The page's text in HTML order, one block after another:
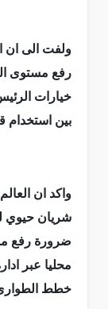
ولفت الى ان
رفع مستوى
خيارات
بين استخدام
واكد ان
شريان حيوي
ضرورة رفع
محليا عبر
خطط